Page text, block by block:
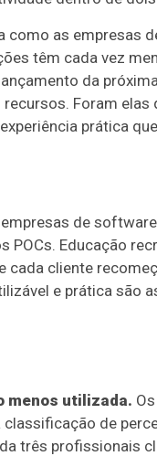
as empresas
têm cada vez
da
Foram
prática
de
Educação
cada cliente
e prática são
menos utilizada.
de
três profissionais